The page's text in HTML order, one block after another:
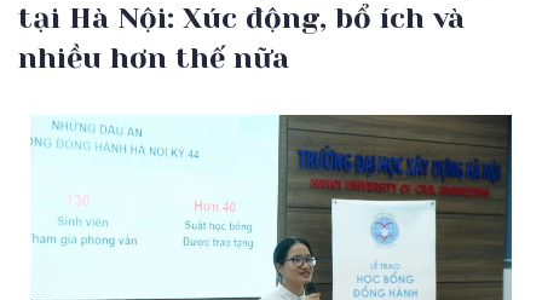
tại Hà Nội: Xúc động, bổ ích và
nhiều hơn thế nữa